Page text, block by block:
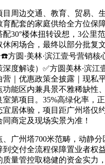
周边交通、教育、贸易、
配套的家庭供给全方位保
30°楼体扭转设想，3公里
闲场合，最终以部分批复
方圆·美林·滨江壹号营销核
度解读）✅方圆美林·滨江
｜优惠政策全披露｜现私
功能区内兼具景不雅稀缺性
第项目。35%高绿化率，
居体验，项目距广州塔仅
商定及现场实景为准！
州塔700米范畴，动静分
到交付全流程保障置业者权
量管控取稳健的资金实力